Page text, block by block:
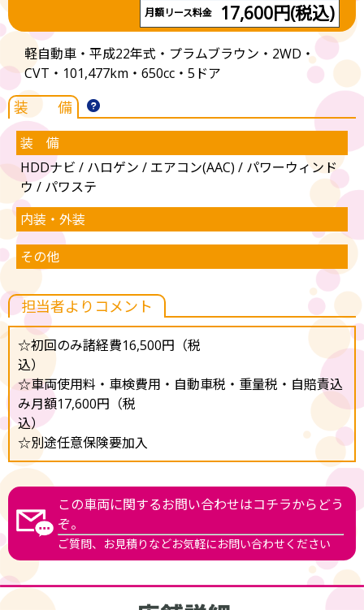
月額リース料金 17,600円(税込)
軽自動車・平成22年式・プラムブラウン・2WD・
CVT・101,477km・650cc・5ドア
装 備
装 備
HDDナビ / ハロゲン / エアコン(AAC) / パワーウィンド
ウ / パワステ
内装・外装
その他
担当者よりコメント
☆初回のみ諸経費16,500円（税
込
☆車両使用料・車検費用・自動車税・重量税・自賠責込
み月額17,600円（税
込
☆別途任意保険要加入
この車両に関するお問い合わせはコチラからどう
ぞ。
ご質問、お見積りなどお気軽にお問い合わせください